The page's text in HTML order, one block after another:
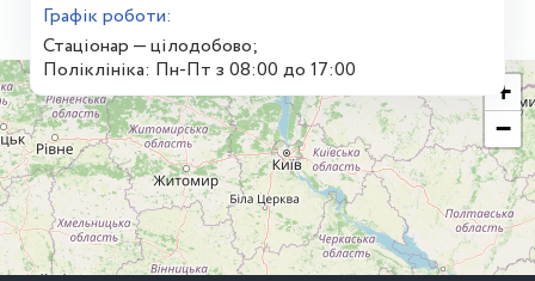
Графік роботи:
Стаціонар — цілодобово;
Поліклініка: Пн-Пт з 08:00 до 17:00
+
−